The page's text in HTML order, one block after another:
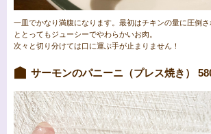
一皿でかなり満腹になります。最初はチキンの量に圧倒
ととってもジューシーでやわらかいお肉。
次々と切り分けては口に運ぶ手が止まりません！
サーモンのパニーニ（プレス焼き）